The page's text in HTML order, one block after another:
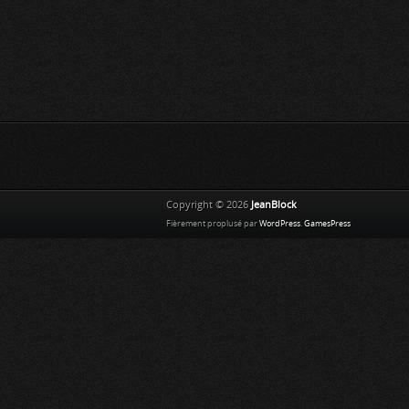
Copyright © 2026 JeanBlock
Fièrement proplusé par WordPress. GamesPress